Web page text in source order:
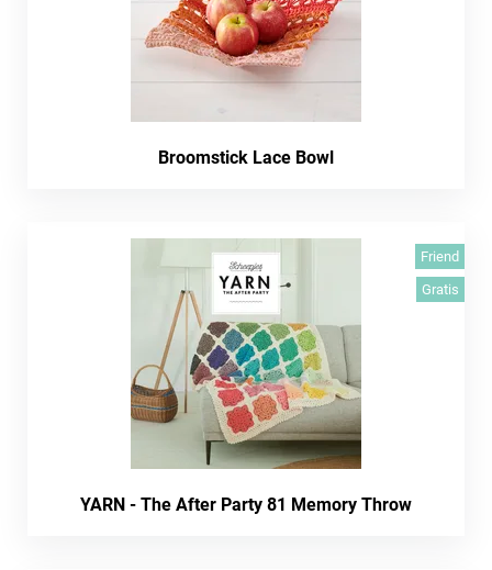
Broomstick Lace Bowl
Friend
Gratis
YARN - The After Party 81 Memory Throw